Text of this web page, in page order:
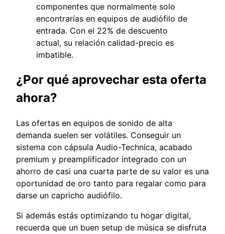
componentes que normalmente solo
encontrarías en equipos de audiófilo de
entrada. Con el 22% de descuento
actual, su relación calidad-precio es
imbatible.
¿Por qué aprovechar esta oferta
ahora?
Las ofertas en equipos de sonido de alta
demanda suelen ser volátiles. Conseguir un
sistema con cápsula Audio-Technica, acabado
premium y preamplificador integrado con un
ahorro de casi una cuarta parte de su valor es una
oportunidad de oro tanto para regalar como para
darse un capricho audiófilo.
Si además estás optimizando tu hogar digital,
recuerda que un buen setup de música se disfruta